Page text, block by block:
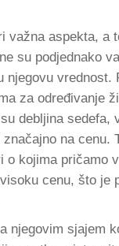
važna aspekta, a
su podjednako
njegovu vrednost.
za određivanje
debljina sedefa,
značajno na cenu.
o kojima pričamo
cenu, što je
njegovim sjajem